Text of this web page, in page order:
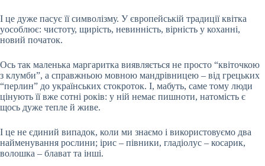
І це дуже пасує її символізму. У європейській традиції квітка
уособлює: чистоту, щирість, невинність, вірність у коханні,
новий початок.
Ось так маленька маргаритка виявляється не просто “квіточкою
з клумби”, а справжньою мовною мандрівницею – від грецьких
“перлин” до українських стокроток. І, мабуть, саме тому люди
цінують її вже сотні років: у ній немає пишноти, натомість є
щось дуже тепле й живе.
І це не єдиний випадок, коли ми знаємо і використовуємо два
найменування рослини; ірис – півники, гладіолус – косарик,
волошка – блават та інші.